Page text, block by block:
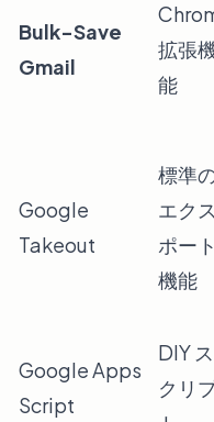
Bulk-Save
Gmail
拡張
能
Google
Takeout
標準
エクス
ポート
機能
Google Apps
Script
DIY ス
クリ